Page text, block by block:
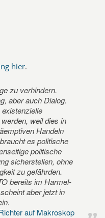
hier.
zu verhindern.
aber auch Dialog.
weil dies in
Handeln
es politische
politische
sicherstellen, ohne
zu gefährden.
bereits im Harmel-
aber jetzt in
auf Makroskop